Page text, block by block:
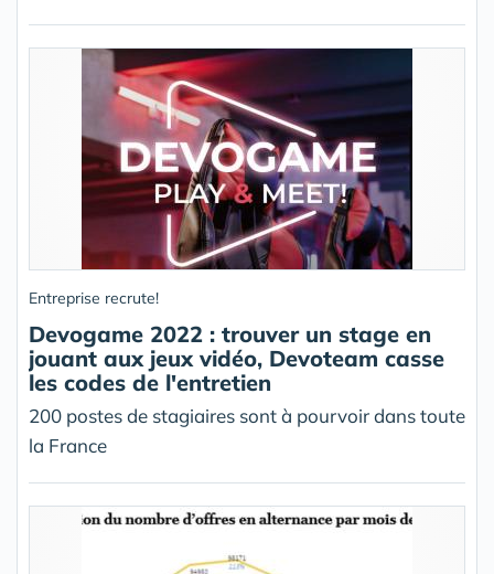
Entreprise recrute!
Devogame 2022 : trouver un stage en
jouant aux jeux vidéo, Devoteam casse
les codes de l'entretien
200 postes de stagiaires sont à pourvoir dans toute
la France